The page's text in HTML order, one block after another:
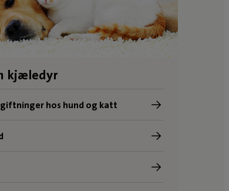
kjæledyr
hos hund og katt